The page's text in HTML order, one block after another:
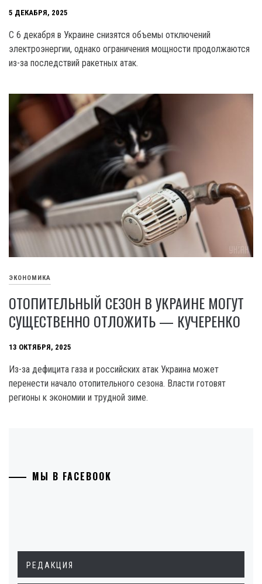
5 ДЕКАБРЯ, 2025
С 6 декабря в Украине снизятся объемы отключений
электроэнергии, однако ограничения мощности продолжаются
из-за последствий ракетных атак.
ЭКОНОМИКА
ОТОПИТЕЛЬНЫЙ СЕЗОН В УКРАИНЕ МОГУТ
СУЩЕСТВЕННО ОТЛОЖИТЬ — КУЧЕРЕНКО
13 ОКТЯБРЯ, 2025
Из-за дефицита газа и российских атак Украина может
перенести начало отопительного сезона. Власти готовят
регионы к экономии и трудной зиме.
МЫ В FACEBOOK
РЕДАКЦИЯ